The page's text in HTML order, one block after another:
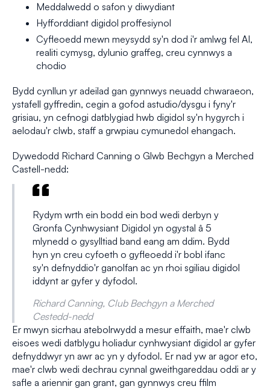
Meddalwedd o safon y diwydiant
Hyfforddiant digidol proffesiynol
Cyfleoedd mewn meysydd sy'n dod i'r amlwg fel AI,
realiti cymysg, dylunio graffeg, creu cynnwys a
chodio
Bydd cynllun yr adeilad gan gynnwys neuadd chwaraeon,
ystafell gyffredin, cegin a gofod astudio/dysgu i fyny'r
grisiau, yn cefnogi datblygiad hwb digidol sy'n hygyrch i
aelodau'r clwb, staff a grwpiau cymunedol ehangach.
Dywedodd Richard Canning o Glwb Bechgyn a Merched
Castell-nedd:
Rydym wrth ein bodd ein bod wedi derbyn y
Gronfa Cynhwysiant Digidol yn ogystal â 5
mlynedd o gysylltiad band eang am ddim. Bydd
hyn yn creu cyfoeth o gyfleoedd i'r bobl ifanc
sy'n defnyddio'r ganolfan ac yn rhoi sgiliau digidol
iddynt ar gyfer y dyfodol.
Richard Canning, Club Bechgyn a Merched
Cestedd-nedd
Er mwyn sicrhau atebolrwydd a mesur effaith, mae'r clwb
eisoes wedi datblygu holiadur cynhwysiant digidol ar gyfer
defnyddwyr yn awr ac yn y dyfodol. Er nad yw ar agor eto,
mae'r clwb wedi dechrau cynnal gweithgareddau oddi ar y
safle a ariennir gan grant, gan gynnwys creu ffilm